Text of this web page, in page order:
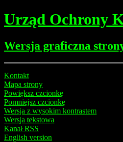
Urząd Ochrony
Wersja graficzna
Kontakt
Mapa strony
Powiększ czcionkę
Pomniejsz czcionkę
Wersja z wysokim kontrastem
Wersja tekstowa
Kanał RSS
English version